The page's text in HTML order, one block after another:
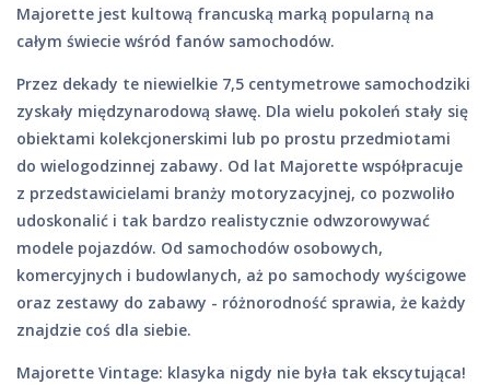
Majorette jest kultową francuską marką popularną na
całym świecie wśród fanów samochodów.
Przez dekady te niewielkie 7,5 centymetrowe samochodziki
zyskały międzynarodową sławę. Dla wielu pokoleń stały się
obiektami kolekcjonerskimi lub po prostu przedmiotami
do wielogodzinnej zabawy. Od lat Majorette współpracuje
z przedstawicielami branży motoryzacyjnej, co pozwoliło
udoskonalić i tak bardzo realistycznie odwzorowywać
modele pojazdów. Od samochodów osobowych,
komercyjnych i budowlanych, aż po samochody wyścigowe
oraz zestawy do zabawy - różnorodność sprawia, że każdy
znajdzie coś dla siebie.
Majorette Vintage: klasyka nigdy nie była tak ekscytująca!